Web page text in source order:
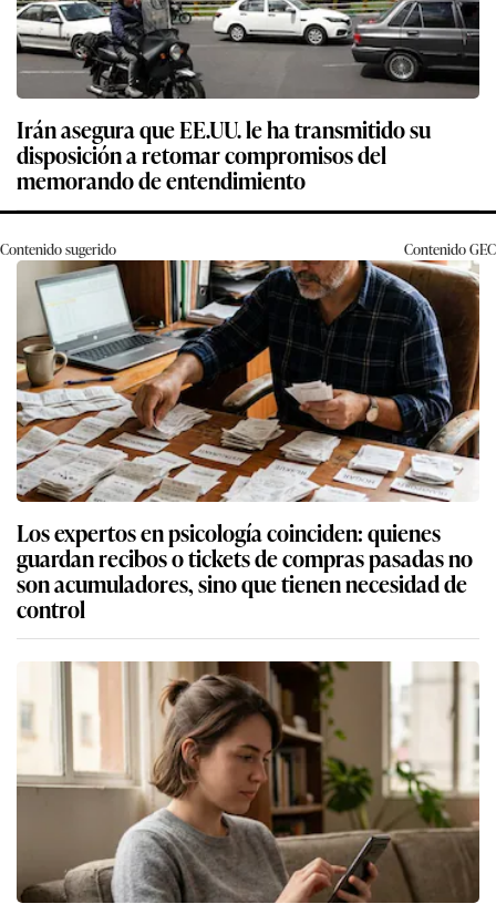
Irán asegura que EE.UU. le ha transmitido su
disposición a retomar compromisos del
memorando de entendimiento
Contenido sugerido ContenidoGEC
Los expertos en psicología coinciden: quienes
guardan recibos o tickets de compras pasadas no
son acumuladores, sino que tienen necesidad de
control